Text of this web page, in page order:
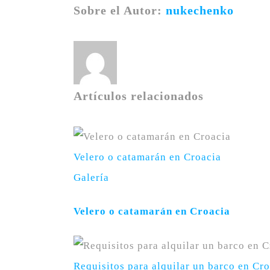
Sobre el Autor: nukechenko
Artículos relacionados
Velero o catamarán en Croacia
Galería
Velero o catamarán en Croacia
Requisitos para alquilar un barco en